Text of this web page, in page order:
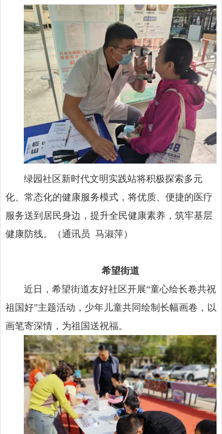
绿园社区新时代文明实践站将积极探索多元
化、常态化的健康服务模式，将优质、便捷的医疗
服务送到居民身边，提升全民健康素养，筑牢基层
健康防线。（通讯员 马淑萍）
希望街道
近日，希望街道友好社区开展“童心绘长卷共祝
祖国好”主题活动，少年儿童共同绘制长幅画卷，以
画笔寄深情，为祖国送祝福。